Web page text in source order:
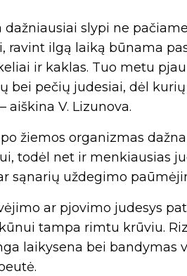
dažniausiai slypi ne
ravint ilgą laiką būnama
ir kaklas. Tuo metu
bei pečių judesiai, dėl
aiškina V. Lizunova.
po žiemos organizmas
todėl net ir menkiausias
sąnarių uždegimo
ar pjovimo judesys
tampa rimtu krūviu.
laikysena bei bandymas